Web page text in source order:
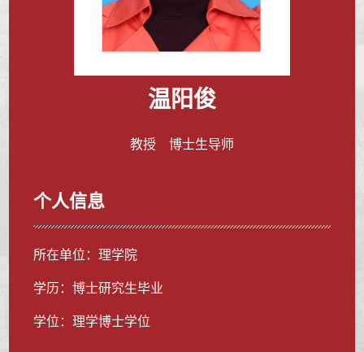
温阳俊
教授 博士生导师
个人信息
所在单位：理学院
学历：博士研究生毕业
学位：理学博士学位